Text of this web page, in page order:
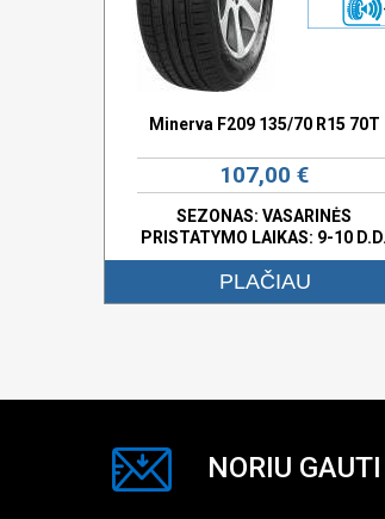
Minerva F209 135/70 R15 70T
107,00 €
SEZONAS: VASARINĖS
PRISTATYMO LAIKAS: 9-10 D.D.
PLAČIAU
NORIU